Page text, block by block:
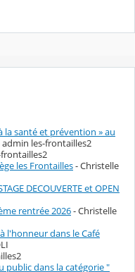
la santé et prévention » au
admin les-frontailles2
les Frontailles- Christelle
DECOUVERTE et OPEN
rentrée 2026- Christelle
l'honneur dans le Café
public dans la catégorie "